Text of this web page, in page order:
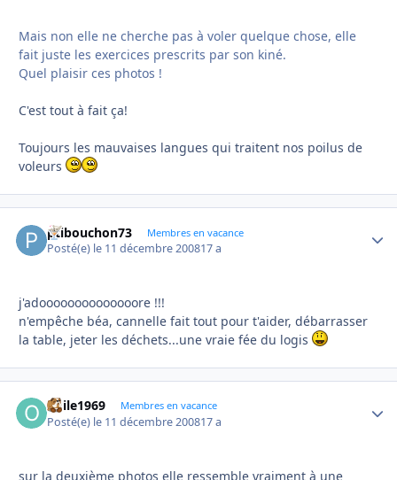
Mais non elle ne cherche pas à voler quelque chose, elle
fait juste les exercices prescrits par son kiné.
Quel plaisir ces photos !
C'est tout à fait ça!
Toujours les mauvaises langues qui traitent nos poilus de
voleurs
ptibouchon73 Membres en vacance
Posté(e) le 11 décembre 200817 a
j'adoooooooooooooore !!!
n'empêche béa, cannelle fait tout pour t'aider, débarrasser
la table, jeter les déchets...une vraie fée du logis
odile1969 Membres en vacance
Posté(e) le 11 décembre 200817 a
sur la deuxième photos elle ressemble vraiment à une